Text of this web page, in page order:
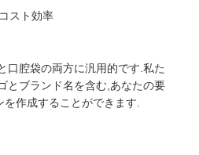
スト効率
口腔袋の両方に汎用的です.私た
とブランド名を含む,あなたの要
作成することができます.